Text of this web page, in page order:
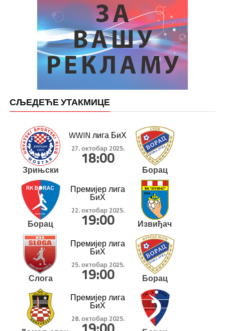
СЉЕДЕЋЕ УТАКМИЦЕ
Зрињски
WWIN лига БиХ
27. октобар 2025.
18:00
Борац
Борац
Премијер лига
БиХ
22. октобар 2025.
19:00 Извиђач
Слога
Премијер лига
БиХ
25. октобар 2025.
19:00 Борац
Премијер лига
БиХ
28. октобар 2025.